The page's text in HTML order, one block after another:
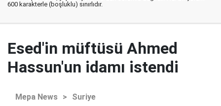
600 karakterle (boşluklu) sınırlıdır.
Esed'in müftüsü Ahmed
Hassun'un idamı istendi
Mepa News > Suriye